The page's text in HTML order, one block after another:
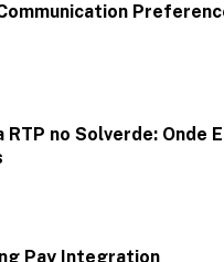
RTP no Solverde: Onde
Pay Integration